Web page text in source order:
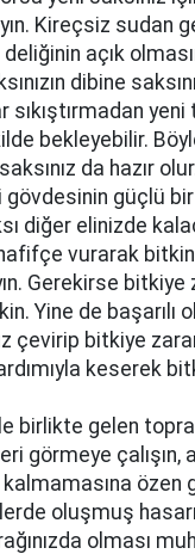
Kireçsiz sudan
deliğinin açık
dibine
yeni
bekleyebilir.
da hazır
gövdesinin güçlü
diğer elinizde
vurarak
Gerekirse
Yine de başarılı
çevirip bitkiye
keserek
birlikte gelen
görmeye çalışın,
özen
oluşmuş
olması